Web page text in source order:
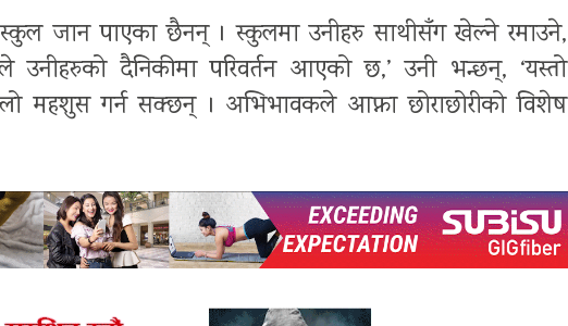
स्कुल जान पाएका छैनन् । स्कुलमा उनीहरु साथीसँग खेल्ने रमाउने,
उनीहरुको दैनिकीमा परिवर्तन आएको छ,’ उनी भन्छन्, ‘यस्तो
महशुस गर्न सक्छन् । अभिभावकले आफ्ना छोराछोरीको विशेष